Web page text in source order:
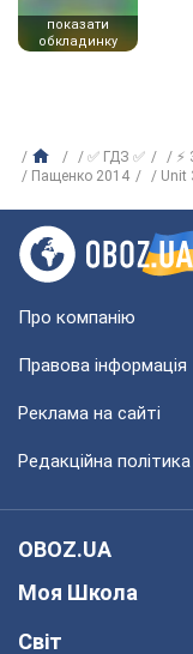
показати
обкладинку
✅ ГДЗ ✅ ⚡
Пащенко 2014
Unit
Про компанію
Правова інформація
Реклама на сайті
Редакційна політика
OBOZ.UA
Моя Школа
Світ